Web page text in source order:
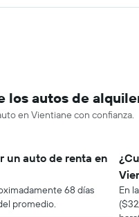
los autos de
en Vientiane con confianza.
un auto de renta en
68 días
promedio.
En